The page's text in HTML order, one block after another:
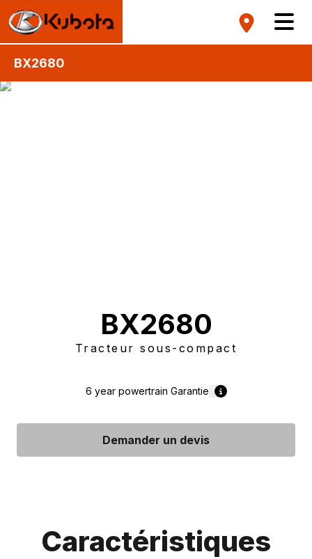
BX2680
BX2680
Tracteur sous-compact
6 year powertrain Garantie
Demander un devis
Caractéristiques